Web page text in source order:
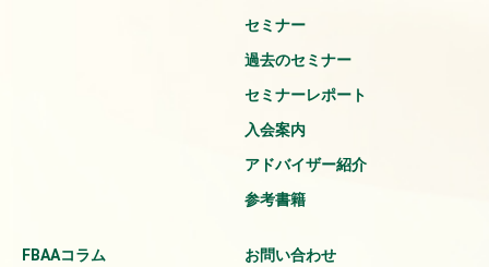
セミナー
過去のセミナー
セミナーレポート
入会案内
アドバイザー紹介
参考書籍
FBAAコラム
お問い合わせ